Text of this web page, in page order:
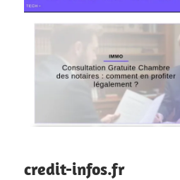
credit-infos.fr